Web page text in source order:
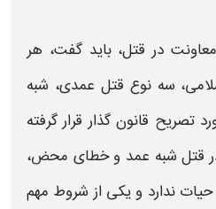
معاونت در قتل، باید گفت، هر
سه نوع قتل عمدی، شبه
قانون گذار قرار گرفته
قتل شبه عمد و خطای محض،
ندارد و یکی از شروط مهم